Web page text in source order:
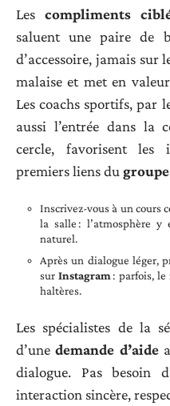
Les compliments
saluent une paire de
d’accessoire, jamais sur
malaise et met en
Les coachs sportifs, par
aussi l’entrée dans la
cercle, favorisent les
premiers liens du
Inscrivez-vous à un cours
la salle : l’atmosphère y
naturel.
Après un dialogue léger,
surInstagram: parfois,
haltères.
Les spécialistes de la
d’unedemande d’aide
dialogue. Pas besoin
interaction sincère,